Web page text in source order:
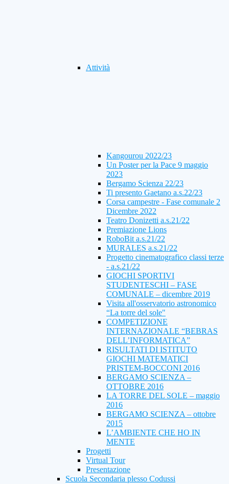
Attività
Kangourou 2022/23
Un Poster per la Pace 9 maggio
2023
Bergamo Scienza 22/23
Ti presento Gaetano a.s.22/23
Corsa campestre - Fase comunale 2
Dicembre 2022
Teatro Donizetti a.s.21/22
Premiazione Lions
RoboBit a.s.21/22
MURALES a.s.21/22
Progetto cinematografico classi terze
- a.s.21/22
GIOCHI SPORTIVI
STUDENTESCHI – FASE
COMUNALE – dicembre 2019
Visita all'osservatorio astronomico
“La torre del sole"
COMPETIZIONE
INTERNAZIONALE “BEBRAS
DELL’INFORMATICA”
RISULTATI DI ISTITUTO
GIOCHI MATEMATICI
PRISTEM-BOCCONI 2016
BERGAMO SCIENZA –
OTTOBRE 2016
LA TORRE DEL SOLE – maggio
2016
BERGAMO SCIENZA – ottobre
2015
L’AMBIENTE CHE HO IN
MENTE
Progetti
Virtual Tour
Presentazione
Scuola Secondaria plesso Codussi